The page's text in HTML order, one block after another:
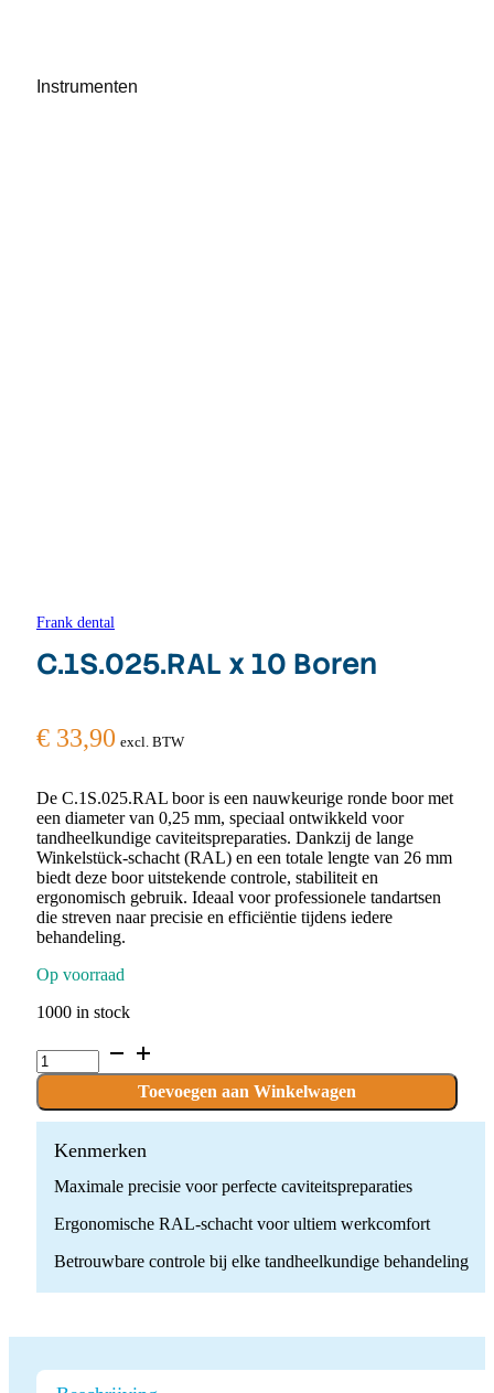
Instrumenten
Frank dental
C.1S.025.RAL x 10 Boren
€ 33,90 excl. BTW
De C.1S.025.RAL boor is een nauwkeurige ronde boor met
een diameter van 0,25 mm, speciaal ontwikkeld voor
tandheelkundige caviteitspreparaties. Dankzij de lange
Winkelstück-schacht (RAL) en een totale lengte van 26 mm
biedt deze boor uitstekende controle, stabiliteit en
ergonomisch gebruik. Ideaal voor professionele tandartsen
die streven naar precisie en efficiëntie tijdens iedere
behandeling.
Op voorraad
1000 in stock
C.1S.025.RAL
x
Boren
quantity
Toevoegen aan Winkelwagen
Kenmerken
Maximale precisie voor perfecte caviteitspreparaties
Ergonomische RAL-schacht voor ultiem werkcomfort
Betrouwbare controle bij elke tandheelkundige behandeling